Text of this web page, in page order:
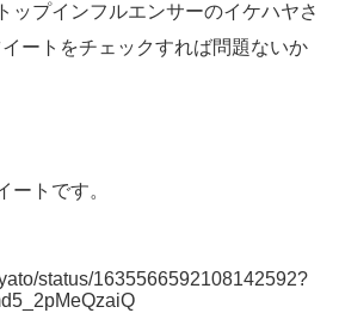
ップインフルエンサーのイケハヤさ
イートをチェックすれば問題ないか
ートです。
status/1635566592108142592?